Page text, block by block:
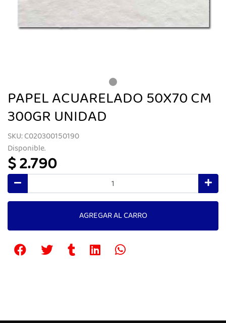
PAPEL ACUARELADO 50X70 CM
300GR UNIDAD
SKU: C020300150190
Disponible.
$ 2.790
AGREGAR AL CARRO